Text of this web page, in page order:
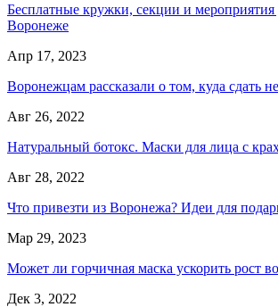
Бесплатные кружки, секции и мероприятия
Воронеже
Апр 17, 2023
Воронежцам рассказали о том, куда сдать
Авг 26, 2022
Натуральный ботокс. Маски для лица с
Авг 28, 2022
Что привезти из Воронежа? Идеи для
Мар 29, 2023
Может ли горчичная маска ускорить рост
Дек 3, 2022